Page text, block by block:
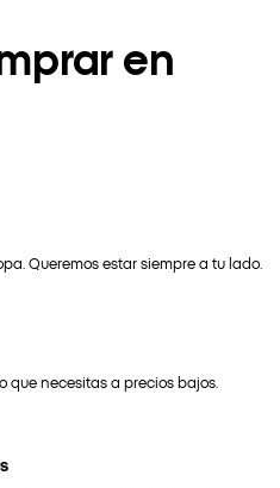
en
Queremos estar siempre a tu lado.
que necesitas a precios bajos.